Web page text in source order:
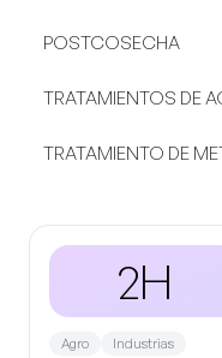
POSTCOSECHA
TRATAMIENTOS DE
TRATAMIENTO DE
2H
Agro Industrias